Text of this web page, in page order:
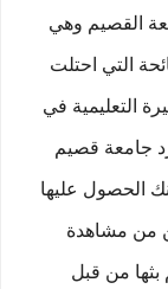
القصيم وهي
التي احتلت
التعليمية في
جامعة قصيم
الحصول عليها
من مشاهدة
من قبل